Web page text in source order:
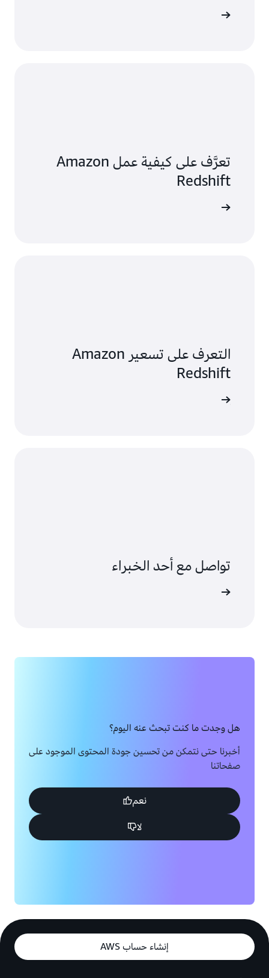
تعرَّف على كيفية عمل Amazon
Redshift
التعرف على تسعير Amazon
Redshift
تواصل مع أحد الخبراء
هل وجدت ما كنت تبحث عنه اليوم؟
أخبرنا حتى نتمكن من تحسين جودة المحتوى الموجود على
صفحاتنا
نعم
لا
إنشاء حساب AWS